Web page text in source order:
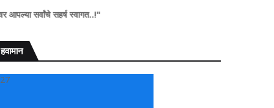
सहर्ष स्वागत..!"
हवामान
27